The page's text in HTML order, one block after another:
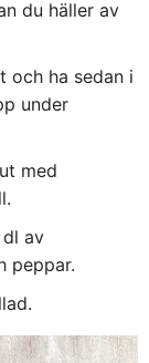
du häller av
och ha sedan i
under
med
av
peppar.